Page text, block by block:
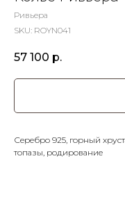
Ривьера
SKU: ROYN041
57 100 р.
Серебро 925, горный
топазы, родирование